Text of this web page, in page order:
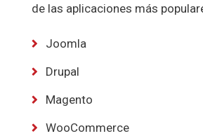
de las aplicaciones más
Joomla
Drupal
Magento
WooCommerce